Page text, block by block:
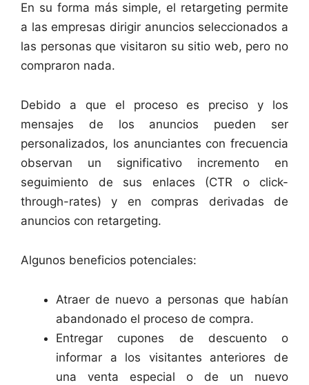
En su forma más simple, el retargeting permite
a las empresas dirigir anuncios seleccionados a
las personas que visitaron su sitio web, pero no
compraron nada.
Debido a que el proceso es preciso y los
mensajes de los anuncios pueden ser
personalizados, los anunciantes con frecuencia
observan un significativo incremento en
seguimiento de sus enlaces (CTR o click-
through-rates) y en compras derivadas de
anuncios con retargeting.
Algunos beneficios potenciales:
Atraer de nuevo a personas que habían
abandonado el proceso de compra.
Entregar cupones de descuento o
informar a los visitantes anteriores de
una venta especial o de un nuevo